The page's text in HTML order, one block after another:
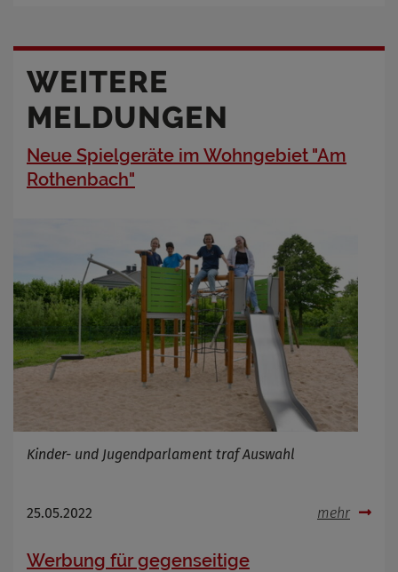
WEITERE
MELDUNGEN
Neue Spielgeräte im Wohngebiet "Am
Rothenbach"
Kinder- und Jugendparlament traf Auswahl
25.05.2022 mehr
Werbung für gegenseitige